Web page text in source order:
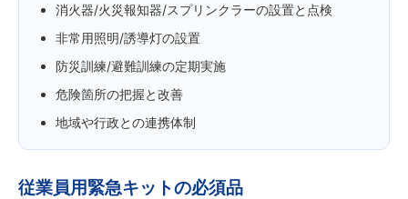
消火器/火災報知器/スプリンクラーの設置と点検
非常用照明/誘導灯の設置
防災訓練/避難訓練の定期実施
危険箇所の把握と改善
地域や行政との連携体制
従業員用緊急キットの必須品